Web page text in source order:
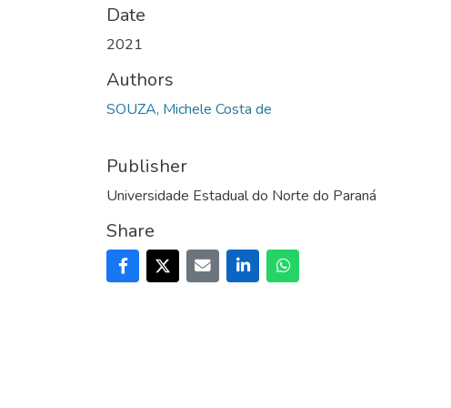
Date
2021
Authors
SOUZA, Michele Costa de
Publisher
Universidade Estadual do Norte do Paraná
Share